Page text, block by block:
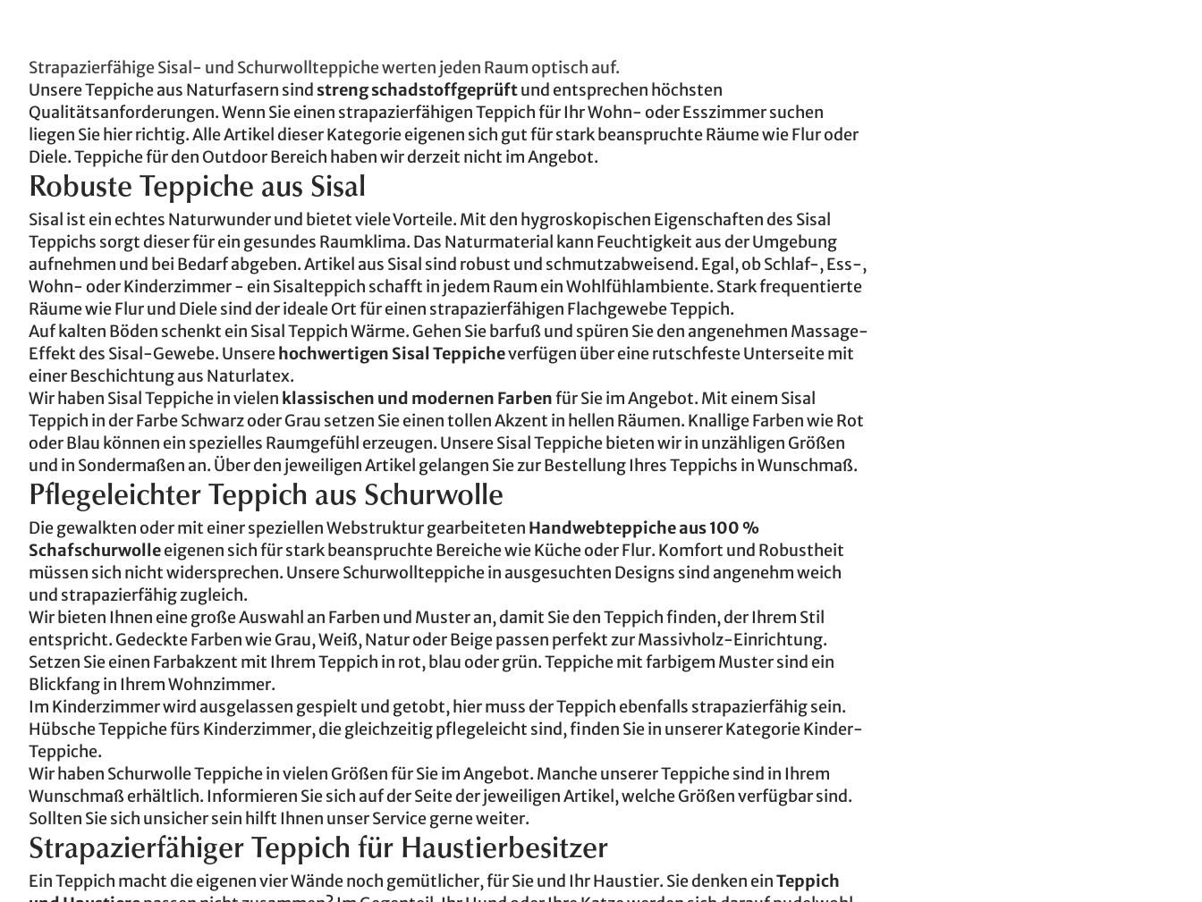
Strapazierfähige Sisal- und Schurwollteppiche werten jeden Raum optisch auf.
Unsere Teppiche aus Naturfasern sind streng schadstoffgeprüftund entsprechen höchsten
Qualitätsanforderungen. Wenn Sie einen strapazierfähigen Teppich für Ihr Wohn- oder Esszimmer suchen
liegen Sie hier richtig. Alle Artikel dieser Kategorie eigenen sich gut für stark beanspruchte Räume wie Flur oder
Diele. Teppiche für den Outdoor Bereich haben wir derzeit nicht im Angebot.
Robuste Teppiche aus Sisal
Sisal ist ein echtes Naturwunder und bietet viele Vorteile. Mit den hygroskopischen Eigenschaften des Sisal
Teppichs sorgt dieser für ein gesundes Raumklima. Das Naturmaterial kann Feuchtigkeit aus der Umgebung
aufnehmen und bei Bedarf abgeben. Artikel aus Sisal sind robust und schmutzabweisend. Egal, ob Schlaf-, Ess-,
Wohn- oder Kinderzimmer - ein Sisalteppich schafft in jedem Raum ein Wohlfühlambiente. Stark frequentierte
Räume wie Flur und Diele sind der ideale Ort für einen strapazierfähigen Flachgewebe Teppich.
Auf kalten Böden schenkt ein Sisal Teppich Wärme. Gehen Sie barfuß und spüren Sie den angenehmen Massage-
Effekt des Sisal-Gewebe. Unserehochwertigen Sisal Teppicheverfügen über eine rutschfeste Unterseite mit
einer Beschichtung aus Naturlatex.
Wir haben Sisal Teppiche in vielen klassischen und modernen Farbenfür Sie im Angebot. Mit einem Sisal
Teppich in der Farbe Schwarz oder Grau setzen Sie einen tollen Akzent in hellen Räumen. Knallige Farben wie Rot
oder Blau können ein spezielles Raumgefühl erzeugen. Unsere Sisal Teppiche bieten wir in unzähligen Größen
und in Sondermaßen an. Über den jeweiligen Artikel gelangen Sie zur Bestellung Ihres Teppichs in Wunschmaß.
Pflegeleichter Teppich aus Schurwolle
Die gewalkten oder mit einer speziellen Webstruktur gearbeiteten Handwebteppiche aus 100 %
Schafschurwolleeigenen sich für stark beanspruchte Bereiche wie Küche oder Flur. Komfort und Robustheit
müssen sich nicht widersprechen. Unsere Schurwollteppiche in ausgesuchten Designs sind angenehm weich
und strapazierfähig zugleich.
Wir bieten Ihnen eine große Auswahl an Farben und Muster an, damit Sie den Teppich finden, der Ihrem Stil
entspricht. Gedeckte Farben wie Grau, Weiß, Natur oder Beige passen perfekt zur Massivholz-Einrichtung.
Setzen Sie einen Farbakzent mit Ihrem Teppich in rot, blau oder grün. Teppiche mit farbigem Muster sind ein
Blickfang in Ihrem Wohnzimmer.
Im Kinderzimmer wird ausgelassen gespielt und getobt, hier muss der Teppich ebenfalls strapazierfähig sein.
Hübsche Teppiche fürs Kinderzimmer, die gleichzeitig pflegeleicht sind, finden Sie in unserer Kategorie Kinder-
Teppiche.
Wir haben Schurwolle Teppiche in vielen Größen für Sie im Angebot. Manche unserer Teppiche sind in Ihrem
Wunschmaß erhältlich. Informieren Sie sich auf der Seite der jeweiligen Artikel, welche Größen verfügbar sind.
Sollten Sie sich unsicher sein hilft Ihnen unser Service gerne weiter.
Strapazierfähiger Teppich für Haustierbesitzer
Ein Teppich macht die eigenen vier Wände noch gemütlicher, für Sie und Ihr Haustier. Sie denken einTeppich